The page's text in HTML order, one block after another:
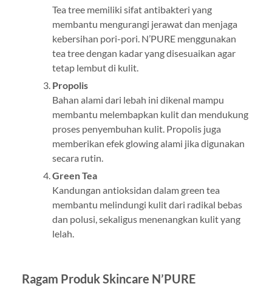
Tea tree memiliki sifat antibakteri yang
membantu mengurangi jerawat dan menjaga
kebersihan pori-pori. N’PURE menggunakan
tea tree dengan kadar yang disesuaikan agar
tetap lembut di kulit.
Propolis
Bahan alami dari lebah ini dikenal mampu
membantu melembapkan kulit dan mendukung
proses penyembuhan kulit. Propolis juga
memberikan efek glowing alami jika digunakan
secara rutin.
Green Tea
Kandungan antioksidan dalam green tea
membantu melindungi kulit dari radikal bebas
dan polusi, sekaligus menenangkan kulit yang
lelah.
Ragam Produk Skincare N’PURE